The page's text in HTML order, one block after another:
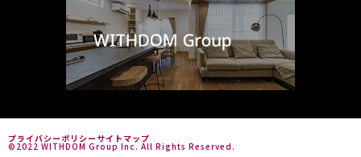
プライバシーポリシー サイトマップ
©2022 WITHDOM Group Inc. All Rights Reserved.